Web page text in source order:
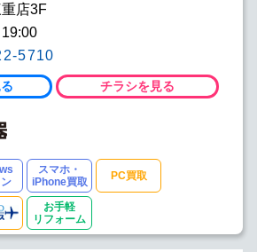
店3F
5710
チラシを見る
スマホ・
iPhone買取
PC買取
お手軽
リフォーム